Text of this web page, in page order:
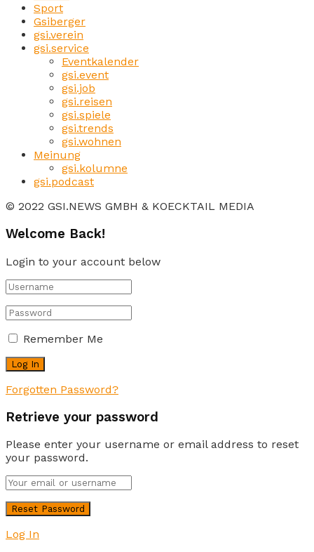
Sport
Gsiberger
gsi.verein
gsi.service
Eventkalender
gsi.event
gsi.job
gsi.reisen
gsi.spiele
gsi.trends
gsi.wohnen
Meinung
gsi.kolumne
gsi.podcast
© 2022 GSI.NEWS GMBH & KOECKTAIL MEDIA
Welcome Back!
Login to your account below
Remember Me
Forgotten Password?
Retrieve your password
Please enter your username or email address to reset
your password.
Log In